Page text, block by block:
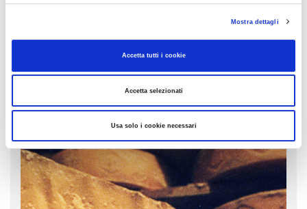
Mostra dettagli
Accetta tutti i cookie
Accetta selezionati
Usa solo i cookie necessari